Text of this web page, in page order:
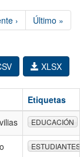
› Último »
XLSX
Etiquetas
EDUCACIÓN
ESTUDIANTES